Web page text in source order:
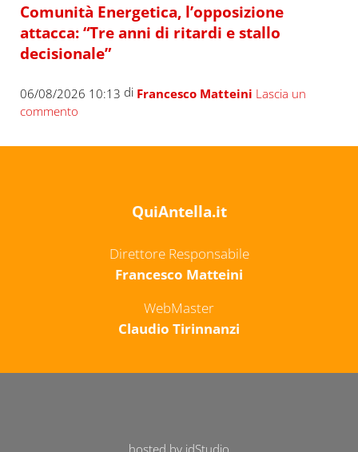
Comunità Energetica, l’opposizione
attacca: “Tre anni di ritardi e stallo
decisionale”
06/08/2026 10:13 di Francesco Matteini Lascia un
commento
QuiAntella.it
Direttore Responsabile
Francesco Matteini
WebMaster
Claudio Tirinnanzi
hosted by idStudio